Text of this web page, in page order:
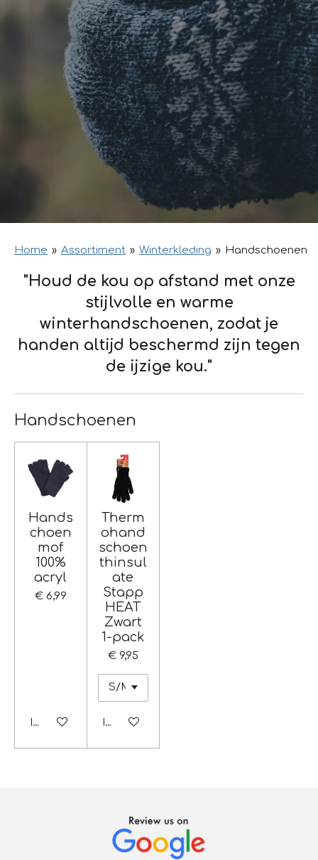
Home » Assortiment » Winterkleding » Handschoenen
"Houd de kou op afstand met onze
stijlvolle en warme
winterhandschoenen, zodat je
handen altijd beschermd zijn tegen
de ijzige kou."
Handschoenen
Hands
choen
mof
100%
acryl
€ 6,99
In winkelwagen
Therm
ohand
schoen
thinsul
ate
Stapp
HEAT
Zwart
1-pack
€ 9,95
In winkelwagen